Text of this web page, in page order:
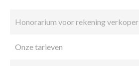
Honorarium voor rekening verkoper
Onze tarieven